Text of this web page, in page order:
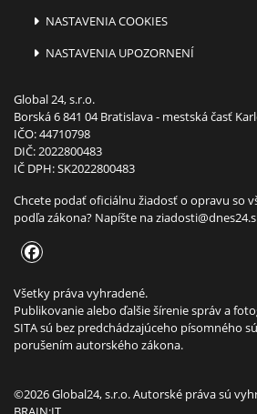
NASTAVENIA COOKIES
NASTAVENIA UPOZORNENÍ
Global 24, s.r.o.
Borská 6 841 04 Bratislava - mestská časť
IČO: 44710798
DIČ: 2022800483
IČ DPH: SK2022800483
Chcete podať oficiálnu žiadosť o opravu so
podľa zákona? Napíšte na
Všetky práva vyhradené.
Publikovanie alebo ďalšie šírenie správ a
SITA sú bez predchádzajúceho písomného
porušením autorského zákona.
©2026 Global24, s.r.o. Autorské práva sú